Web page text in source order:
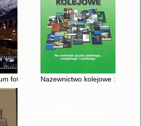
fotografii z lat 1973-2000
Nazewnictwo kolejowe : (na